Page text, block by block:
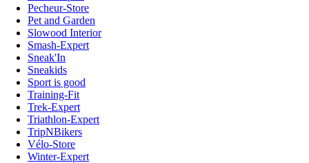
Pecheur-Store
Pet and Garden
Slowood Interior
Smash-Expert
Sneak'In
Sneakids
Sport is good
Training-Fit
Trek-Expert
Triathlon-Expert
TripNBikers
Vélo-Store
Winter-Expert